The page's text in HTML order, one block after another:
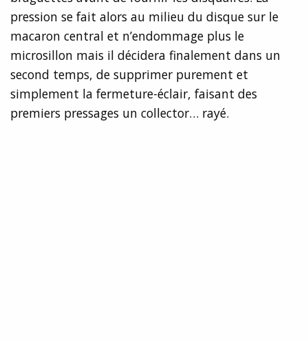
pression se fait alors au milieu du disque sur le
macaron central et n’endommage plus le
microsillon mais il décidera finalement dans un
second temps, de supprimer purement et
simplement la fermeture-éclair, faisant des
premiers pressages un collector… rayé.